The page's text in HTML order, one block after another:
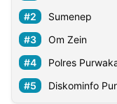
Sumenep
Om Zein
Polres
Diskominfo